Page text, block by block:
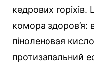
кедрових
комора здоров’я:
піноленовая
протизапальний